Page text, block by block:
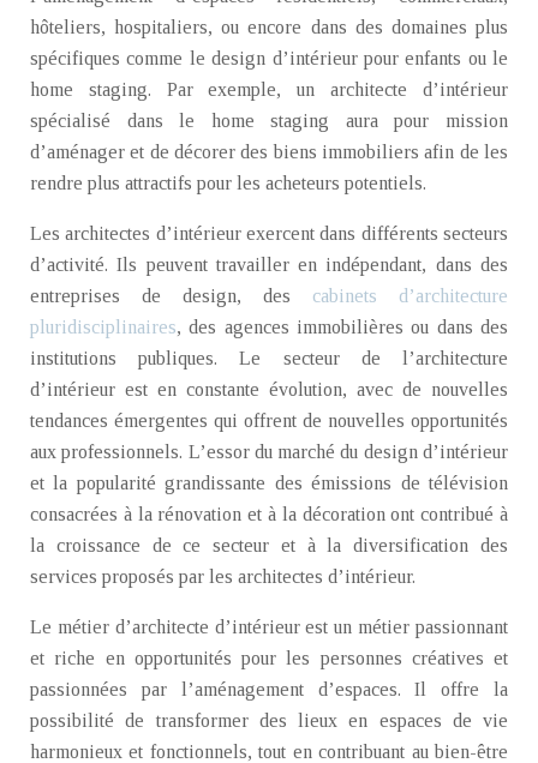
hôteliers, hospitaliers, ou encore dans des domaines plus
spécifiques comme le design d’intérieur pour enfants ou le
home staging. Par exemple, un architecte d’intérieur
spécialisé dans le home staging aura pour mission
d’aménager et de décorer des biens immobiliers afin de les
rendre plus attractifs pour les acheteurs potentiels.
Les architectes d’intérieur exercent dans différents secteurs
d’activité. Ils peuvent travailler en indépendant, dans des
entreprises de design, des cabinets d’architecture
pluridisciplinaires, des agences immobilières ou dans des
institutions publiques. Le secteur de l’architecture
d’intérieur est en constante évolution, avec de nouvelles
tendances émergentes qui offrent de nouvelles opportunités
aux professionnels. L’essor du marché du design d’intérieur
et la popularité grandissante des émissions de télévision
consacrées à la rénovation et à la décoration ont contribué à
la croissance de ce secteur et à la diversification des
services proposés par les architectes d’intérieur.
Le métier d’architecte d’intérieur est un métier passionnant
et riche en opportunités pour les personnes créatives et
passionnées par l’aménagement d’espaces. Il offre la
possibilité de transformer des lieux en espaces de vie
harmonieux et fonctionnels, tout en contribuant au bien-être